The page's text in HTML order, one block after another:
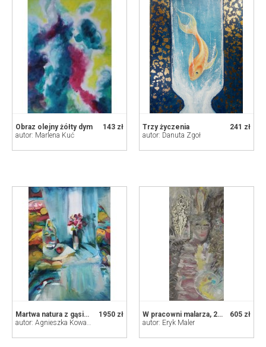
143 zł
Obraz olejny żółty dym
autor: Marlena Kuć
241 zł
Trzy życzenia
autor: Danuta Zgoł
1950 zł
Martwa natura z gąsiorem
autor: Agnieszka Kowalczyk
605 zł
W pracowni malarza, 2021
autor: Eryk Maler